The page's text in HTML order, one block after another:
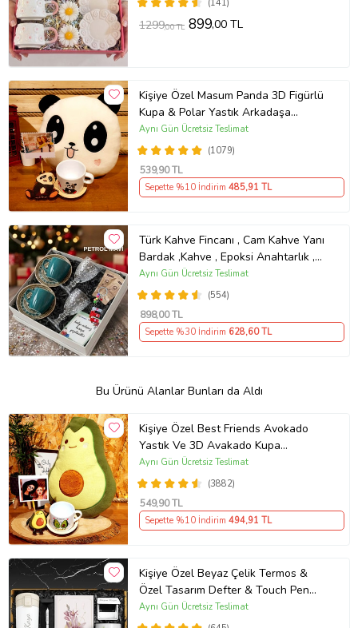
(141)
1299,00 TL 899,00 TL
Kişiye Özel Masum Panda 3D Figürlü
Kupa & Polar Yastık Arkadaşa
Hediye
(1079)
Aynı Gün Ücretsiz Teslimat
539,90 TL
Sepette %10 İndirim 485,91 TL
Türk Kahve Fincanı , Cam Kahve Yanı
Bardak ,Kahve , Epoksi Anahtarlık ,
Kahvesever Hediye Seti AYN34
KŞSL
(554)
Aynı Gün Ücretsiz Teslimat
898,00 TL
Sepette %30 İndirim 628,60 TL
Bu Ürünü Alanlar Bunları da Aldı
Kişiye Özel Best Friends Avokado
Yastık Ve 3D Avakado Kupa
Arkadaşa Hediye
(3882)
Aynı Gün Ücretsiz Teslimat
549,90 TL
Sepette %10 İndirim 494,91 TL
Kişiye Özel Beyaz Çelik Termos &
Özel Tasarım Defter & Touch Pen
Kalem & Kişiye Özel Cep Aynası &
Kişiye Özel Kupa Hediye Seti
Aynı Gün Ücretsiz Teslimat